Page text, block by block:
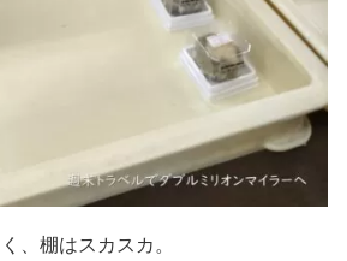
、棚はスカスカ。